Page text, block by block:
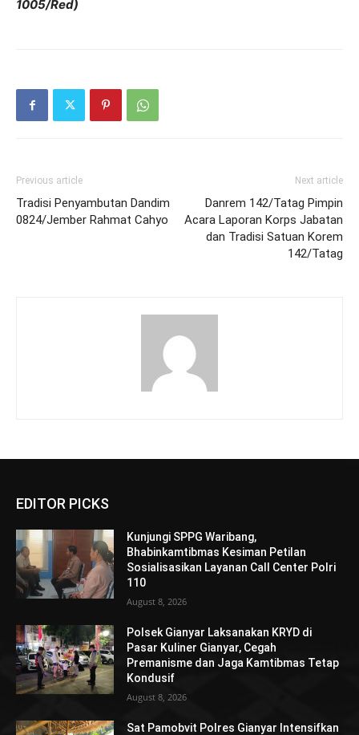
1005/Red)
Previous article
Tradisi Penyambutan Dandim
0824/Jember Rahmat Cahyo
Next article
Danrem 142/Tatag Pimpin
Acara Laporan Korps Jabatan
dan Tradisi Satuan Korem
142/Tatag
EDITOR PICKS
Kunjungi SPPG Waribang,
Bhabinkamtibmas Kesiman Petilan
Sosialisasikan Layanan Call Center Polri
110
August 8, 2026
Polsek Gianyar Laksanakan KRYD di
Pasar Kuliner Gianyar, Cegah
Premanisme dan Jaga Kamtibmas Tetap
Kondusif
August 8, 2026
Sat Pamobvit Polres Gianyar Intensifkan